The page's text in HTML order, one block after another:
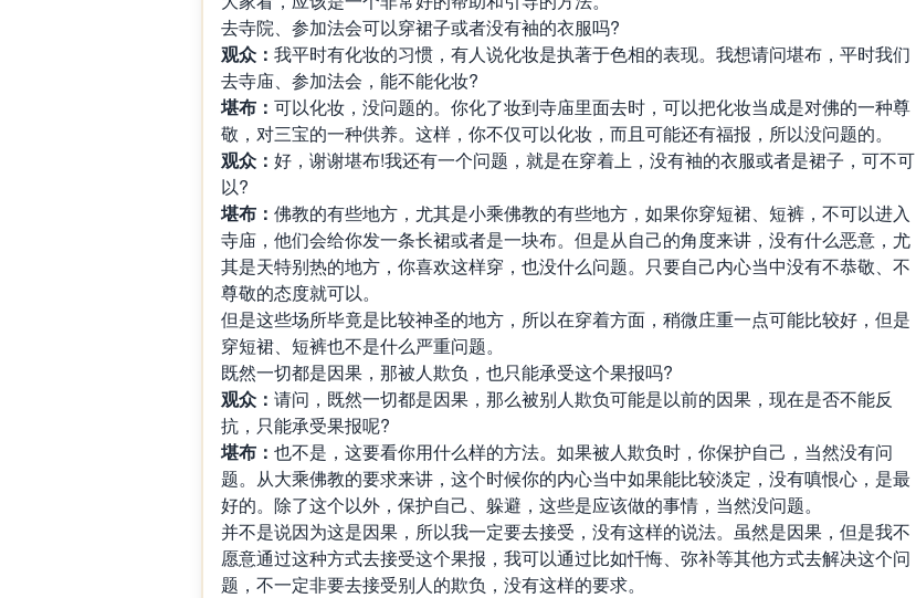
去寺院、参加法会可以穿裙子或者没有袖的衣服吗?
观众： 我平时有化妆的习惯，有人说化妆是执著于色相的表现。我想请问堪布，平时我们
去寺庙、参加法会，能不能化妆?
堪布： 可以化妆，没问题的。你化了妆到寺庙里面去时，可以把化妆当成是对佛的一种尊
敬，对三宝的一种供养。这样，你不仅可以化妆，而且可能还有福报，所以没问题的。
观众： 好，谢谢堪布!我还有一个问题，就是在穿着上，没有袖的衣服或者是裙子，可不可
以?
堪布： 佛教的有些地方，尤其是小乘佛教的有些地方，如果你穿短裙、短裤，不可以进入
寺庙，他们会给你发一条长裙或者是一块布。但是从自己的角度来讲，没有什么恶意，尤
其是天特别热的地方，你喜欢这样穿，也没什么问题。只要自己内心当中没有不恭敬、不
尊敬的态度就可以。
但是这些场所毕竟是比较神圣的地方，所以在穿着方面，稍微庄重一点可能比较好，但是
穿短裙、短裤也不是什么严重问题。
既然一切都是因果，那被人欺负，也只能承受这个果报吗?
观众： 请问，既然一切都是因果，那么被别人欺负可能是以前的因果，现在是否不能反
抗，只能承受果报呢?
堪布： 也不是，这要看你用什么样的方法。如果被人欺负时，你保护自己，当然没有问
题。从大乘佛教的要求来讲，这个时候你的内心当中如果能比较淡定，没有嗔恨心，是最
好的。除了这个以外，保护自己、躲避，这些是应该做的事情，当然没问题。
并不是说因为这是因果，所以我一定要去接受，没有这样的说法。虽然是因果，但是我不
愿意通过这种方式去接受这个果报，我可以通过比如忏悔、弥补等其他方式去解决这个问
题，不一定非要去接受别人的欺负，没有这样的要求。